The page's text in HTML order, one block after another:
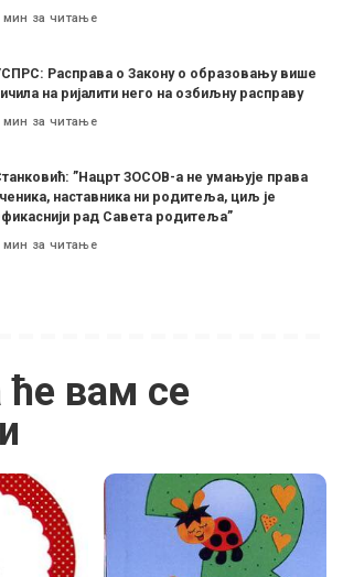
мин за читање
Расправа о Закону о образовању више
на ријалити него на озбиљну расправу
мин за читање
”Нацрт ЗОСОВ-а не умањује права
наставника ни родитеља, циљ је
рад Савета родитеља”
мин за читање
вам се